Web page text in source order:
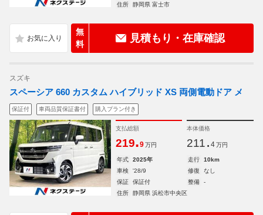
住所
静岡県 富士市
無
料
見積もり・在庫確認
スズキ
スペーシア 660 カスタム ハイブリッド XS 両側電動ドア メ
保証付 車両品質保証書付 購入プラン付き
支払総額
219.9 万円
本体価格
211. 4 万円
年式 2025年 走行
10km
車検
'28/9 修復
なし
保証
保証付 整備
-
住所
静岡県 浜松市中央区